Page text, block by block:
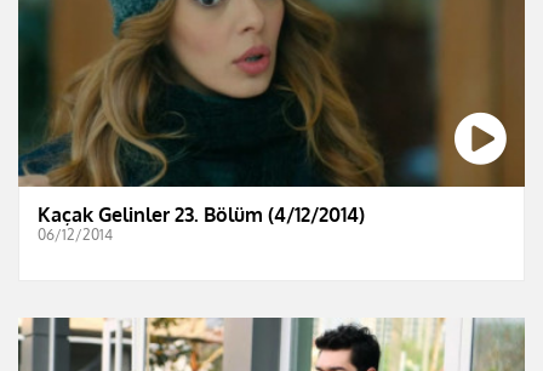
Kaçak Gelinler 23. Bölüm (4/12/2014)
06/12/2014